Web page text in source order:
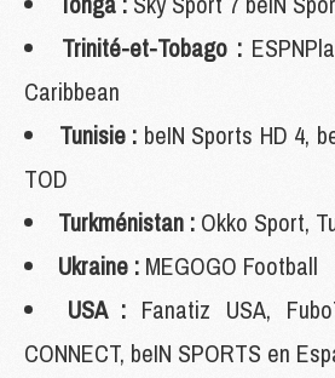
Trinité-et-Tobago :
Caribbean
Tunisie : beIN Sports HD 4,
TOD
Turkménistan : Okko Sport,
Ukraine : MEGOGO Football
USA : Fanatiz USA,
CONNECT, beIN SPORTS en